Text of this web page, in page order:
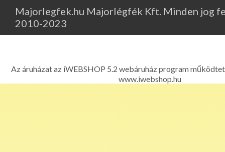
Majorlegfek.hu Majorlégfék Kft. Minden jog
2010-2023
Az áruházat az iWEBSHOP 5.2 webáruház program
www.iwebshop.hu